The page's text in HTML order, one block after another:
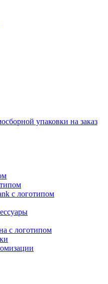
упаковки на заказ
с логотипом
с логотипом